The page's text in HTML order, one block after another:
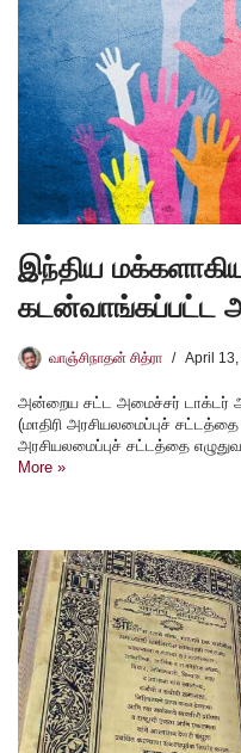
இந்திய
கடன்வாங்கப்பட்ட
வாஞ்சிநாதன் சித்ரா April 13,
அன்றைய சட்ட அமைச்சர் டாக்டர்
(மாதிரி அரசியலமைப்புச்
அரசியலமைப்புச் சட்டத்தை
More »